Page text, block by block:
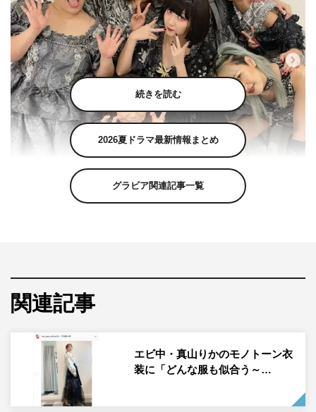
私立恵比寿中学の中山莉子が10月7日（木）に自身の
Instagramを更新し、写真を投稿した。
中山は「#Capejasmine 千秋楽迎えました！ すっごい
色んな気持ちが溢れてますが… この舞台に出演できて、
キャストの皆様に出会えて本当に幸せでした！！ またブ
ログとかで改めて感想書きます」のコメントとともに、ブ
続きを読む
2026夏ドラマ最新情報まとめ
グラビア関連記事一覧
関連記事
エビ中・真山りかのモノトーン衣
装に「どんな服も似合う～…